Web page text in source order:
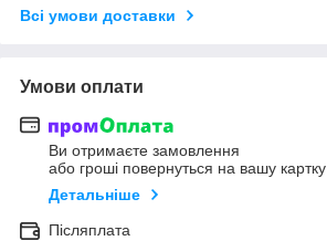
Всі умови доставки
Умови оплати
Ви отримаєте замовлення
або гроші повернуться на вашу картку
Детальніше
Післяплата